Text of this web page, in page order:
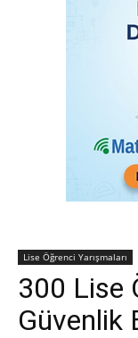
Lise Öğrenci Yarışmaları
300 Lise
Güvenlik